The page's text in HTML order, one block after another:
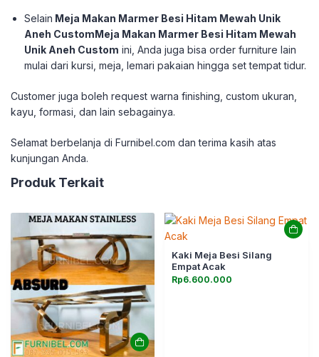
Selain Meja Makan Marmer Besi Hitam Mewah Unik
Aneh CustomMeja Makan Marmer Besi Hitam Mewah
Unik Aneh Custom ini, Anda juga bisa order furniture lain
mulai dari kursi, meja, lemari pakaian hingga set tempat tidur.
Customer juga boleh request warna finishing, custom ukuran,
kayu, formasi, dan lain sebagainya.
Selamat berbelanja di Furnibel.com dan terima kasih atas
kunjungan Anda.
Produk Terkait
Kaki Meja Besi Silang
Empat Acak
Rp6.600.000